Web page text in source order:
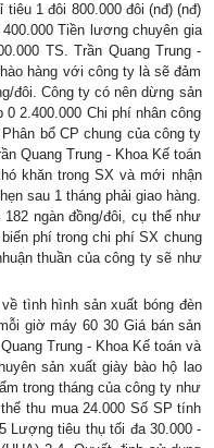
1 đôi 800.000 đôi (nđ) (nđ)
Tiền lương chuyên gia
TS. Trần Quang Trung -
hàng với công ty là sẽ đảm
đôi. Công ty có nên dừng sản
2.400.000 Chi phí nhân công
bổ CP chung của công ty
Quang Trung - Khoa Kế toán
khăn trong SX và mới nhận
sau 1 tháng phải giao hàng.
ngàn đồng/đôi, cụ thể như
phí trong chi phí SX chung
thuần của công ty sẽ như
tình hình sản xuất bóng đèn
giờ máy 60 30 Giá bán sản
Trung - Khoa Kế toán và
sản xuất giày bào hộ lao
trong tháng của công ty như
thu mua 24.000 Số SP tính
Lượng tiêu thụ tối đa 30.000 -